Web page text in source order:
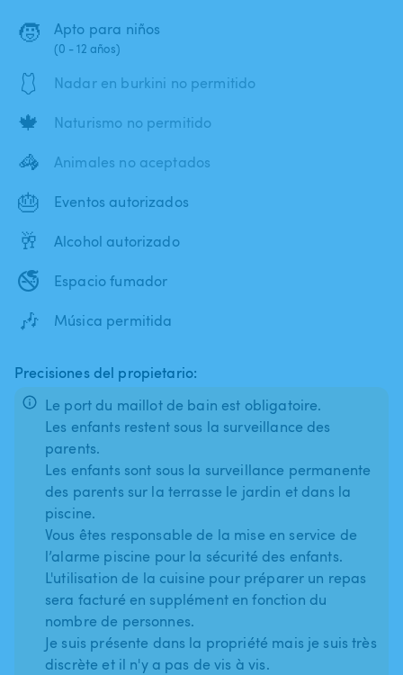
🧒 Apto para niños
(0 - 12 años)
🩱 Nadar en burkini no permitido
🍁 Naturismo no permitido
🦓 Animales no aceptados
🎂 Eventos autorizados
🥂 Alcohol autorizado
🚭 Espacio fumador
🎶 Música permitida
Precisiones del propietario:
Le port du maillot de bain est obligatoire.
Les enfants restent sous la surveillance des
parents.
Les enfants sont sous la surveillance permanente
des parents sur la terrasse le jardin et dans la
piscine.
Vous êtes responsable de la mise en service de
l’alarme piscine pour la sécurité des enfants.
L'utilisation de la cuisine pour préparer un repas
sera facturé en supplément en fonction du
nombre de personnes.
Je suis présente dans la propriété mais je suis très
discrète et il n'y a pas de vis à vis.